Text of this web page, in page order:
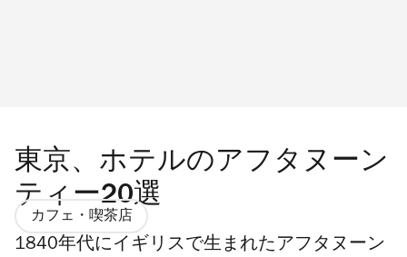
東京、ホテルのアフタヌーン
ティー20選
カフェ・喫茶店
1840年代にイギリスで生まれたアフタヌーン